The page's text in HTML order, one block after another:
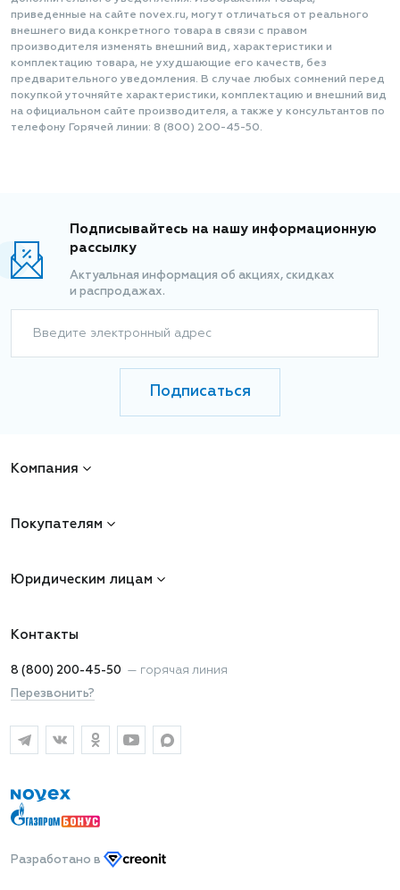
приведенные на сайте novex.ru, могут отличаться от реального
внешнего вида конкретного товара в связи с правом
производителя изменять внешний вид, характеристики и
комплектацию товара, не ухудшающие его качеств, без
предварительного уведомления. В случае любых сомнений перед
покупкой уточняйте характеристики, комплектацию и внешний вид
на официальном сайте производителя, а также у консультантов по
телефону Горячей линии: 8 (800) 200-45-50.
Подписывайтесь на нашу информационную
рассылку
Актуальная информация об акциях, скидках
и распродажах.
Введите электронный адрес
Подписаться
Компания
Покупателям
Юридическим лицам
Контакты
8 (800) 200-45-50 — горячая линия
Перезвонить?
Разработано в